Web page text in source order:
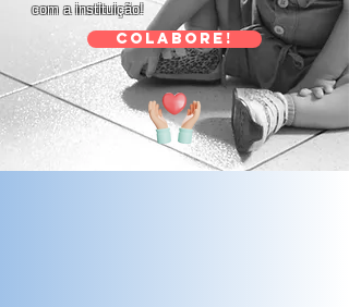
com a instituição!
Colabore!